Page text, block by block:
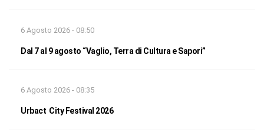
6 Agosto 2026 - 08:50
Dal 7 al 9 agosto “Vaglio, Terra di Cultura e Sapori”
6 Agosto 2026 - 08:35
Urbact City Festival 2026